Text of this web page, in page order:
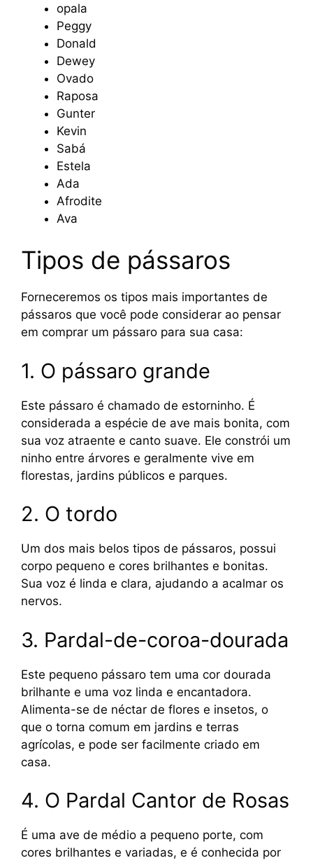
opala
Peggy
Donald
Dewey
Ovado
Raposa
Gunter
Kevin
Sabá
Estela
Ada
Afrodite
Ava
Tipos de pássaros
Forneceremos os tipos mais importantes de
pássaros que você pode considerar ao pensar
em comprar um pássaro para sua casa:
1. O pássaro grande
Este pássaro é chamado de estorninho. É
considerada a espécie de ave mais bonita, com
sua voz atraente e canto suave. Ele constrói um
ninho entre árvores e geralmente vive em
florestas, jardins públicos e parques.
2. O tordo
Um dos mais belos tipos de pássaros, possui
corpo pequeno e cores brilhantes e bonitas.
Sua voz é linda e clara, ajudando a acalmar os
nervos.
3. Pardal-de-coroa-dourada
Este pequeno pássaro tem uma cor dourada
brilhante e uma voz linda e encantadora.
Alimenta-se de néctar de flores e insetos, o
que o torna comum em jardins e terras
agrícolas, e pode ser facilmente criado em
casa.
4. O Pardal Cantor de Rosas
É uma ave de médio a pequeno porte, com
cores brilhantes e variadas, e é conhecida por